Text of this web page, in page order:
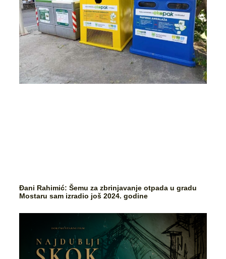
Đani Rahimić: Šemu za zbrinjavanje otpada u gradu
Mostaru sam izradio još 2024. godine